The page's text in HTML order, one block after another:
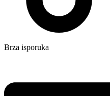
Brza isporuka